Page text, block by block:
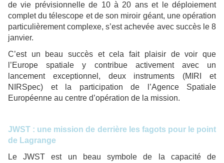
de vie prévisionnelle de 10 à 20 ans et le déploiement
complet du télescope et de son miroir géant, une opération
particulièrement complexe, s’est achevée avec succès le 8
janvier.
C’est un beau succès et cela fait plaisir de voir que
l’Europe spatiale y contribue activement avec un
lancement exceptionnel, deux instruments (MIRI et
NIRSpec) et la participation de l’Agence Spatiale
Européenne au centre d’opération de la mission.
JWST : une mission de derrière les fagots pour le point
de Lagrange
Le JWST est un beau symbole de la capacité de